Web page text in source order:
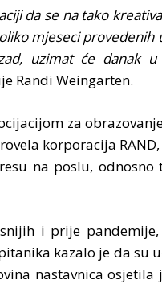
da se na tako
mjeseci
uzimat će danak u
Randi Weingarten.
za
korporacija
na poslu,
i prije
kazalo je da su
nastavnica